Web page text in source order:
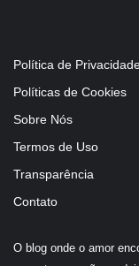
Política de
Políticas de Cookies
Sobre Nós
Termos de Uso
Transparência
Contato
O blog onde o amor